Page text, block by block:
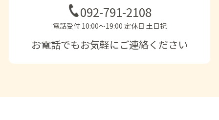
092-791-2108
電話受付 10:00〜19:00 定休日 土日祝
お電話でもお気軽にご連絡ください